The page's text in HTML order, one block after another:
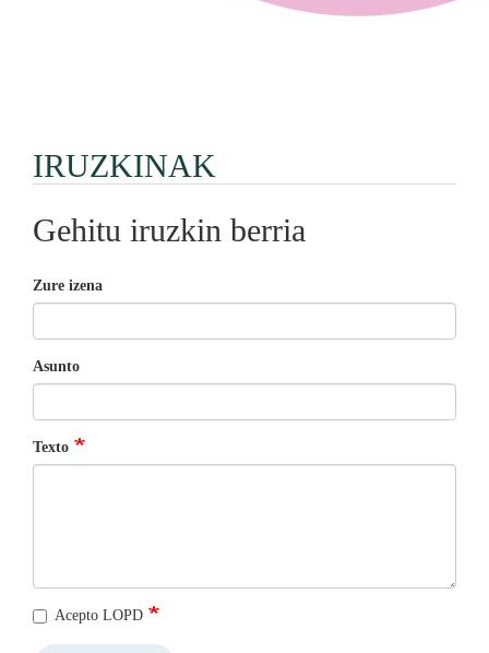
IRUZKINAK
Gehitu iruzkin berria
Zure izena
Asunto
Texto
Acepto LOPD